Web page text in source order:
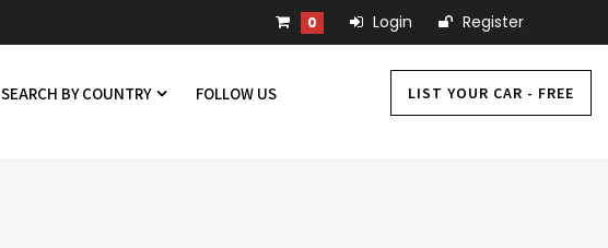
0 Login Register
SEARCH BY COUNTRY FOLLOW US LIST YOUR CAR - FREE